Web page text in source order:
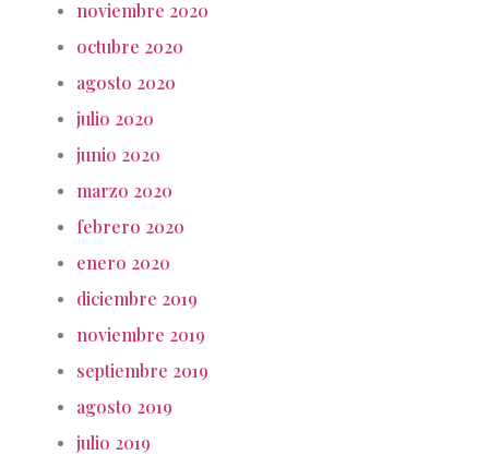
noviembre 2020
octubre 2020
agosto 2020
julio 2020
junio 2020
marzo 2020
febrero 2020
enero 2020
diciembre 2019
noviembre 2019
septiembre 2019
agosto 2019
julio 2019